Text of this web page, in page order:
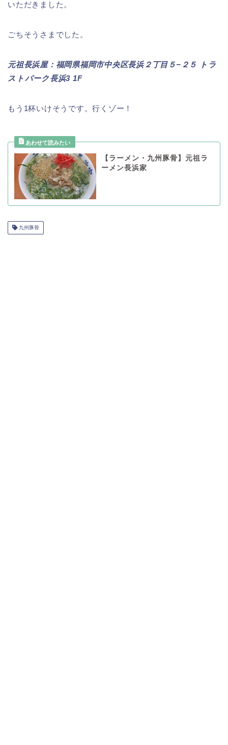
いただきました。
ごちそうさまでした。
元祖長浜屋：福岡県福岡市中央区長浜２丁目５−２５ トラ
ストパーク長浜3 1F
もう1杯いけそうです。行くゾー！
【ラーメン・九州豚骨】元祖ラ
ーメン長浜家
九州豚骨